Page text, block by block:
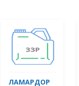
ЛАМАРДОР